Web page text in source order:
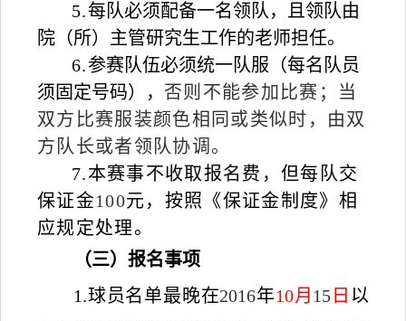
5.每队必须配备一名领队，且领队由
院（所）主管研究生工作的老师担任。
6.参赛队伍必须统一队服（每名队员
须固定号码）， 否则不能参加比赛；当
双方比赛服装颜色相同或类似时，由双
方队长或者领队协调。
7.本赛事不收取报名费，但每队交
保证金100元，按照《保证金制度》相
应规定处理。
（三）报名事项
1.球员名单最晚在2016年10月 15 日 以